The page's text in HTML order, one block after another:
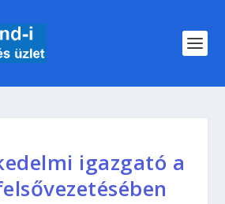
igazgató a